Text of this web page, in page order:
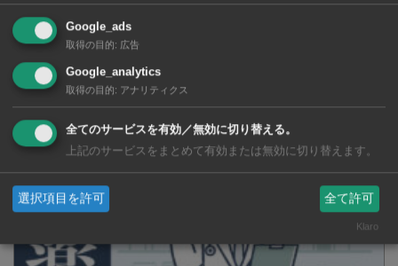
Google_ads
取得の目的: 広告
Google_analytics
取得の目的: アナリティクス
全てのサービスを有効／無効に切り替える。
上記のサービスをまとめて有効または無効に切り替えます。
選択項目を許可 全て許可
Klaro